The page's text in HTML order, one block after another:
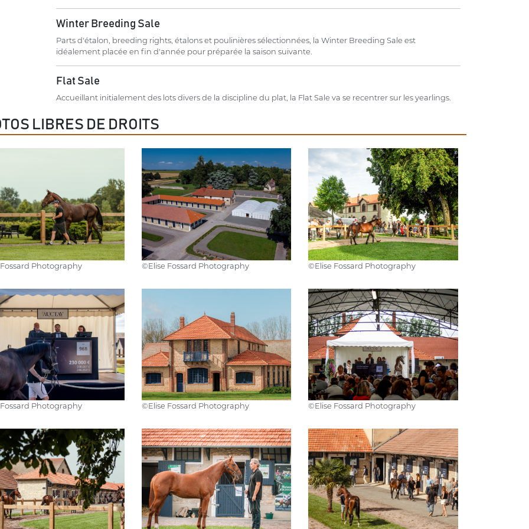
Winter Breeding Sale
Parts d'étalon, breeding rights, étalons et poulinières sélectionnées, la Winter Breeding Sale est
idéalement placée en fin d'année pour préparée la saison suivante.
Flat Sale
Accueillant initialement des lots divers de la discipline du plat, la Flat Sale va se recentrer sur les yearlings.
LIBRES DE DROITS
Photography ©️Elise Fossard Photography ©️Elise Fossard Photography
Photography ©️Elise Fossard Photography ©️Elise Fossard Photography